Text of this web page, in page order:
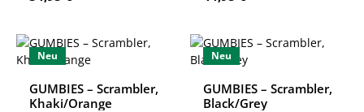
Neu
GUMBIES – Scrambler,
Khaki/Orange
Neu
GUMBIES – Scrambler,
Black/Grey